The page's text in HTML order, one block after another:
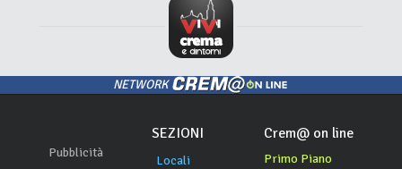
NETWORK
Pubblicità
SEZIONI
Locali
Crem@ on line
Primo Piano